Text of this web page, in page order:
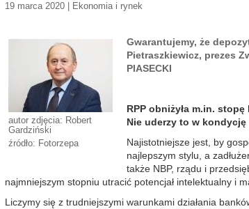
19 marca 2020 | Ekonomia i rynek
autor zdjęcia: Robert
Gardziński
źródło: Fotorzepa
Gwarantujemy, że
Pietraszkiewicz, prezes
PIASECKI
RPP obniżyła m.in.
Nie uderzy to w
Najistotniejsze jest, by
najlepszym stylu, a
także NBP, rządu i
najmniejszym stopniu utracić potencjał intelektualny i
Liczymy się z trudniejszymi warunkami działania